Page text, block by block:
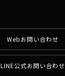
Webお問い合わせ
LINE公式お問い合わせ